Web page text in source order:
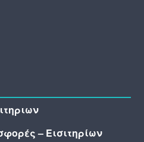
– Εισιτηρίων